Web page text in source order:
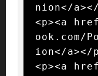
nion</
<p><a
ook.com/
ion</a></
<p><a